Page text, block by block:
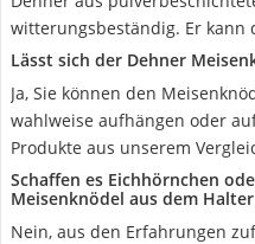
witterungsbeständig. Er kann
Lässt sich der Dehner
Ja, Sie können den
wahlweise aufhängen oder
Produkte aus unserem
Schaffen es Eichhörnchen
Meisenknödel aus dem
Nein, aus den Erfahrungen